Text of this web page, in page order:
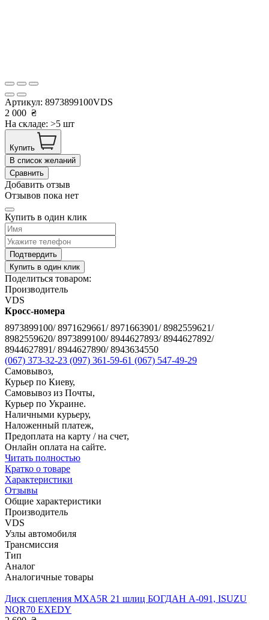
Артикул: 8973899100VDS
2 000 ₴
На складе: >5 шт
Купить
В список желаний
Сравнить
Добавить отзыв
Отзывов пока нет
Купить в один клик
Подтвердить
Купить в один клик
Поделиться товаром:
Производитель
VDS
Кросс-номера
8973899100/ 8971629661/ 8971663901/ 8982559621/
8982559620/ 8973899100/ 8944627893/ 8944627892/
8944627891/ 8944627890/ 8943634550
(067) 373-32-23 (097) 361-59-61 (067) 547-49-29
Самовывоз,
Курьер по Киеву,
Самовывоз из Почты,
Курьер по Украине.
Наличными курьеру,
Наложенный платеж,
Предоплата на карту / на счет,
Онлайн оплата на сайте.
Читать полностью
Кратко о товаре
Характеристики
Отзывы
Общие характеристики
Производитель
VDS
Узлы автомобиля
Трансмиссия
Тип
Аналог
Аналогичные товары
Диск сцепления MXA5R 21 шлиц БОГДАН А-091, ISUZU
NQR70 EXEDY